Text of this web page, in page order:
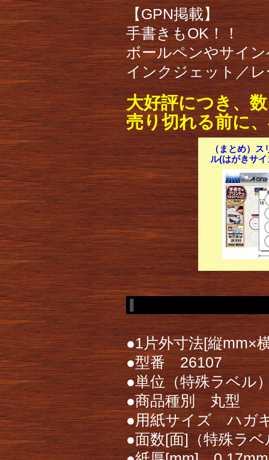
【GPN掲載】
手書きもOK！！
ボールペンやサイ
インクジェット／
大好評につき、
売り切れる前に
（まとめ）
ル(はがきサ
●1片外寸法[縦mm×
●型番 26107
●単位（特殊ラベル
●商品種別 丸型
●用紙サイズ ハガ
●面数[面]（特殊ラ